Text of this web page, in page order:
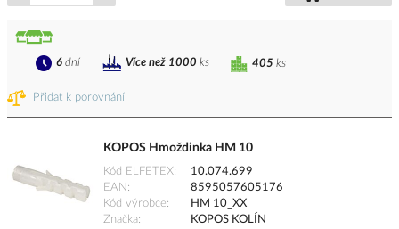
Přidat k porovnání
405 ks
6 dní Více než 1000 ks
KOPOS Hmoždinka HM 10
Kód ELFETEX
10.074.699
EAN
8595057605176
Kód výrobce
HM 10_XX
Značka
KOPOS KOLÍN